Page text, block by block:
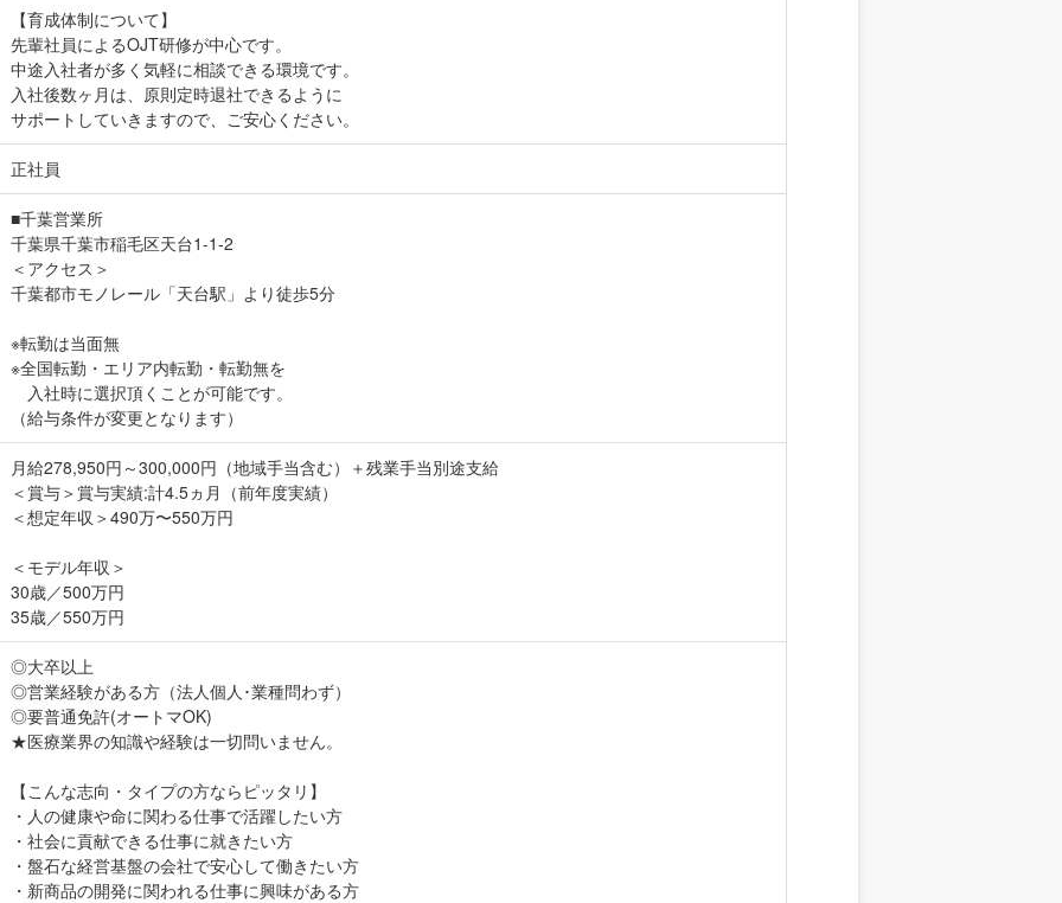
【育成体制について】
先輩社員によるOJT研修が中心です。
中途入社者が多く気軽に相談できる環境です。
入社後数ヶ月は、原則定時退社できるように
サポートしていきますので、ご安心ください。
正社員
■千葉営業所
千葉県千葉市稲毛区天台1-1-2
＜アクセス＞
千葉都市モノレール「天台駅」より徒歩5分
※転勤は当面無
※全国転勤・エリア内転勤・転勤無を
入社時に選択頂くことが可能です。
（給与条件が変更となります）
月給278,950円～300,000円（地域手当含む）＋残業手当別途支給
＜賞与＞賞与実績:計4.5ヵ月（前年度実績）
＜想定年収＞490万〜550万円
＜モデル年収＞
30歳／500万円
35歳／550万円
◎大卒以上
◎営業経験がある方（法人個人･業種問わず）
◎要普通免許(オートマOK)
★医療業界の知識や経験は一切問いません。
【こんな志向・タイプの方ならピッタリ】
・人の健康や命に関わる仕事で活躍したい方
・社会に貢献できる仕事に就きたい方
・盤石な経営基盤の会社で安心して働きたい方
・新商品の開発に関われる仕事に興味がある方